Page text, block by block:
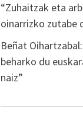
“Zuhaitzak eta
oinarrizko zutabe
Beñat
beharko du
naiz”